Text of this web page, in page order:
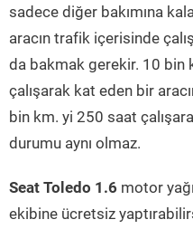
sadece diğer bakımına
aracın trafik içerisinde
da bakmak gerekir. 10 bin
çalışarak kat eden bir
bin km. yi 250 saat
durumu aynı olmaz.
Seat Toledo 1.6 motor
ekibine ücretsiz